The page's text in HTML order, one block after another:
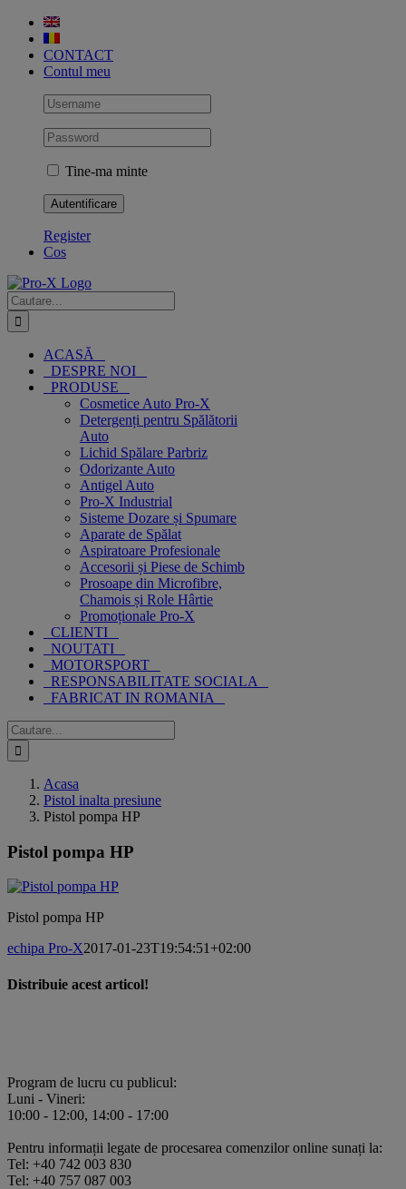
Skip
contentCONTACT
Contul meu
Tine-ma minte
Register
Cos
Cautare...
ACASĂ
DESPRE NOI
PRODUSE
Cosmetice Auto Pro-X
Detergenți pentru Spălătorii
Auto
Lichid Spălare Parbriz
Odorizante Auto
Antigel Auto
Pro-X Industrial
Sisteme Dozare și Spumare
Aparate de Spălat
Aspiratoare Profesionale
Accesorii și Piese de Schimb
Prosoape din Microfibre,
Chamois și Role Hârtie
Promoționale Pro-X
CLIENTI
NOUTATI
MOTORSPORT
RESPONSABILITATE SOCIALA
FABRICAT IN ROMANIA
Cautare...
Acasa
Pistol inalta presiune
Pistol pompa HP
Pistol pompa HP
Pistol pompa HP
echipa Pro-X2017-01-23T19:54:51+02:00
Distribuie acest articol!
Program de lucru cu publicul:
Luni - Vineri:
10:00 - 12:00, 14:00 - 17:00
Pentru informații legate de procesarea comenzilor online sunați la:
Tel: +40 742 003 830
Tel: +40 757 087 003